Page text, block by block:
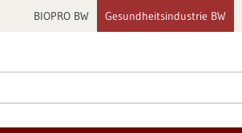
BIOPRO BW Gesundheitsindustrie BW